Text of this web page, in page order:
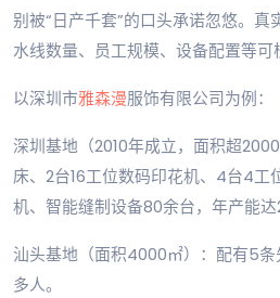
别被“日产千套”的口头承诺忽悠。
水线数量、员工规模、设备配置等可
以深圳市雅森漫服饰有限公司为例：
深圳基地（2010年成立，面积超
床、2台16工位数码印花机、4台4工
机、智能缝制设备80余台，年产能达
汕头基地（面积4000㎡）：配有5
多人。